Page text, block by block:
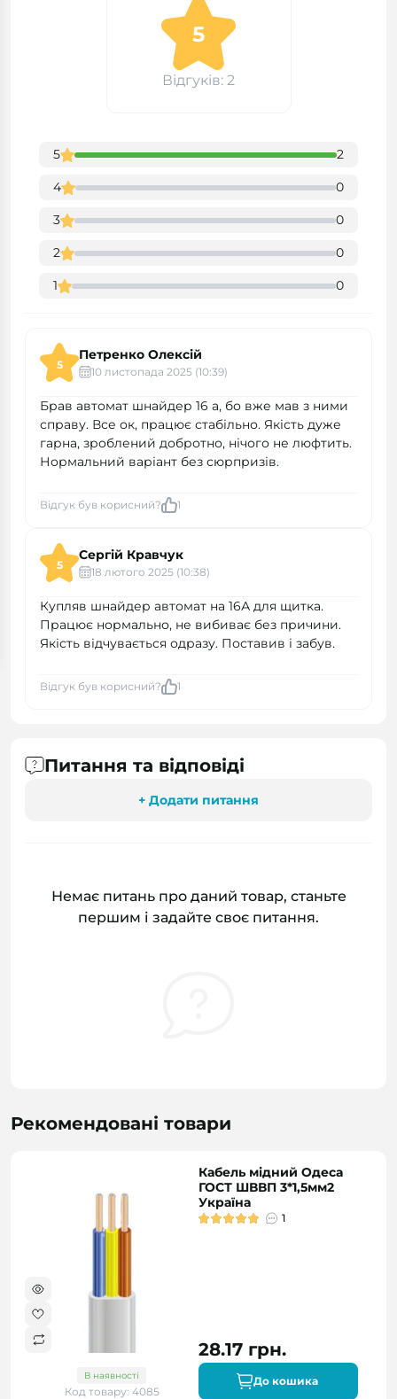
5
Відгуків: 2
5 2
4 0
3 0
2 0
1 0
5
Петренко Олексій
10 листопада 2025 (10:39)
Брав автомат шнайдер 16 а, бо вже мав з ними
справу. Все ок, працює стабільно. Якість дуже
гарна, зроблений добротно, нічого не люфтить.
Нормальний варіант без сюрпризів.
Відгук був корисний? 1
5
Сергій Кравчук
18 лютого 2025 (10:38)
Купляв шнайдер автомат на 16А для щитка.
Працює нормально, не вибиває без причини.
Якість відчувається одразу. Поставив і забув.
Відгук був корисний? 1
Питання та відповіді
+ Додати питання
Немає питань про даний товар, станьте
першим і задайте своє питання.
Рекомендовані товари
В наявності
Код товару: 4085
Кабель мідний Одеса
ГОСТ ШВВП 3*1,5мм2
Україна
1
28.17 грн.
До кошика